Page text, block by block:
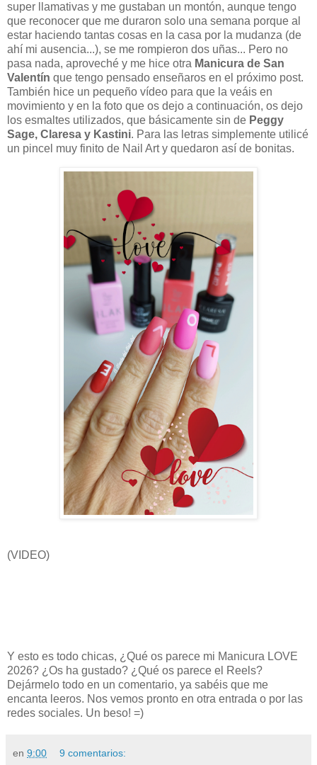
super llamativas y me gustaban un montón, aunque tengo
que reconocer que me duraron solo una semana porque al
estar haciendo tantas cosas en la casa por la mudanza (de
ahí mi ausencia...), se me rompieron dos uñas... Pero no
pasa nada, aproveché y me hice otra Manicura de San
Valentín que tengo pensado enseñaros en el próximo post.
También hice un pequeño vídeo para que la veáis en
movimiento y en la foto que os dejo a continuación, os dejo
los esmaltes utilizados, que básicamente sin de Peggy
Sage, Claresa y Kastini. Para las letras simplemente utilicé
un pincel muy finito de Nail Art y quedaron así de bonitas.
(VIDEO)
Y esto es todo chicas, ¿Qué os parece mi Manicura LOVE
2026? ¿Os ha gustado? ¿Qué os parece el Reels?
Dejármelo todo en un comentario, ya sabéis que me
encanta leeros. Nos vemos pronto en otra entrada o por las
redes sociales. Un beso! =)
en 9:00 9 comentarios: